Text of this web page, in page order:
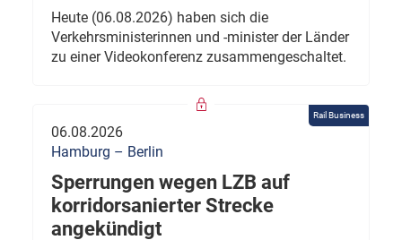
Heute (06.08.2026) haben sich die
Verkehrsministerinnen und -minister der Länder
zu einer Videokonferenz zusammengeschaltet.
Rail Business
06.08.2026
Hamburg – Berlin
Sperrungen wegen LZB auf
korridorsanierter Strecke
angekündigt